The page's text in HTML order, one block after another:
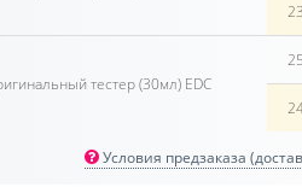
тестер (30мл) EDC
Условия предзаказа